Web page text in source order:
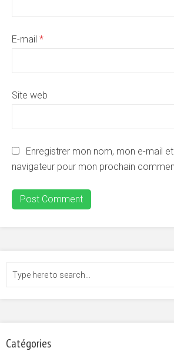
E-mail *
Site web
Enregistrer mon nom, mon e-mail
navigateur pour mon prochain
Catégories